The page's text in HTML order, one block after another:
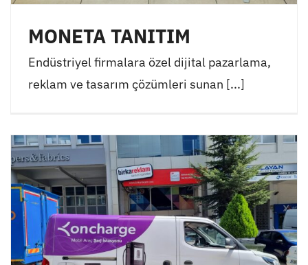
MONETA TANITIM
Endüstriyel firmalara özel dijital pazarlama,
reklam ve tasarım çözümleri sunan [...]